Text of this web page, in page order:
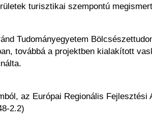
turisztikai szempontú
Tudományegyetem
továbbá a projektben kialakított
az Európai Regionális
2.2)